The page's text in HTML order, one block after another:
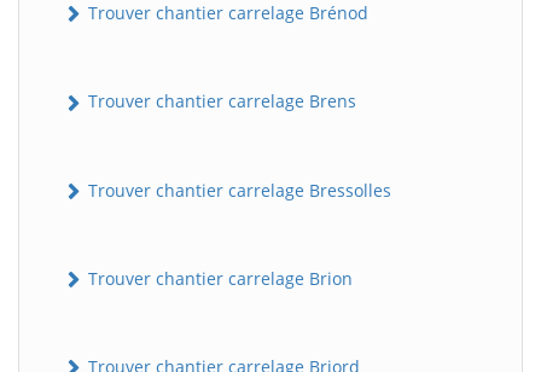
Trouver chantier carrelage Brénod
Trouver chantier carrelage Brens
Trouver chantier carrelage Bressolles
Trouver chantier carrelage Brion
Trouver chantier carrelage Briord